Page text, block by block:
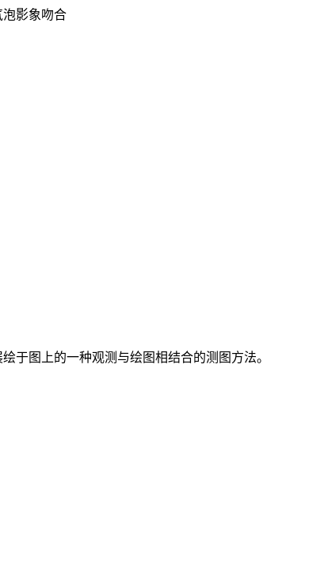
影象吻合
于图上的一种观测与绘图相结合的测图方法。